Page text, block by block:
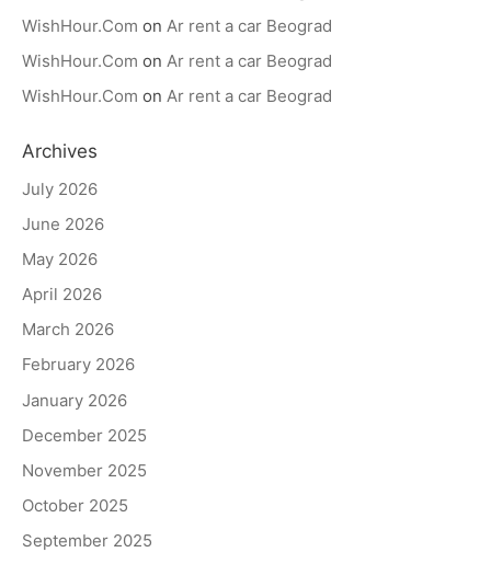
WishHour.Com on Ar rent a car Beograd
WishHour.Com on Ar rent a car Beograd
WishHour.Com on Ar rent a car Beograd
Archives
July 2026
June 2026
May 2026
April 2026
March 2026
February 2026
January 2026
December 2025
November 2025
October 2025
September 2025